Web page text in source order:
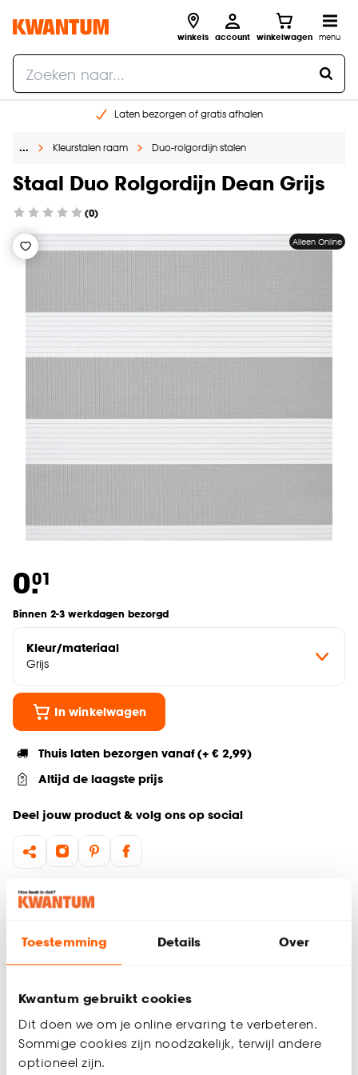
Toestemming Details Over
Kwantum gebruikt cookies
Dit doen we om je online ervaring te verbeteren.
Sommige cookies zijn noodzakelijk, terwijl andere
optioneel zijn.
winkels account winkelwagen menu
Laten bezorgen of gratis afhalen
Gratis raam advies en opmeten aan huis
… Kleurstalen raam Duo-rolgordijn stalen
Staal Duo Rolgordijn Dean Grijs
(0)
Alleen Online
0.01
Binnen 2-3 werkdagen bezorgd
Kleur/materiaal
Grijs
In winkelwagen
Thuis laten bezorgen vanaf (+ € 2,99)
Altijd de laagste prijs
Deel jouw product & volg ons op social
Hulp nodig? Wij regelen het voor je!
Wil je zeker weten dat deze raamdecoratie bij de rest van
kleurstalen en bekijk of vergelijk eenvoudig welke
raamdecoratie jouw favoriet is. Zo ben je 100% zeker van de
juiste keuze. De kleurstalen worden binnen 2 à 3 werkdagen